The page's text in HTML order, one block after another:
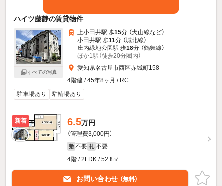
ハイツ藤静の賃貸物件
すべての写真
上小田井駅 歩15分 （犬山線など）
小田井駅 歩11分 （城北線）
庄内緑地公園駅 歩18分 （鶴舞線）
ほか1駅（徒歩20分圏内）
愛知県名古屋市西区赤城町158
4階建 / 45年8ヶ月 / RC
駐車場あり
駐輪場あり
新着 6.5万円
（管理費3,000円）
敷 不要 礼 不要
4階 / 2LDK / 52.8㎡
お問い合わせ （無料）